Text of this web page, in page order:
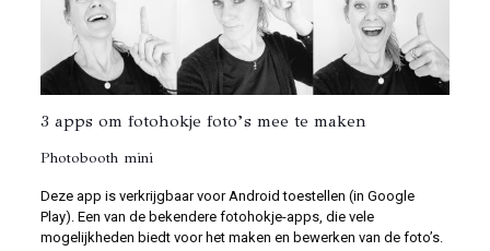
3 apps om fotohokje foto’s mee te maken
Photobooth mini
Deze app is verkrijgbaar voor Android toestellen (in Google
Play). Een van de bekendere fotohokje-apps, die vele
mogelijkheden biedt voor het maken en bewerken van de foto’s.